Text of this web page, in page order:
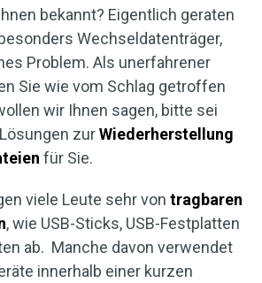
bekannt? Eigentlich geraten
Wechseldatenträger,
Problem. Als unerfahrener
Sie wie vom Schlag getroffen
wir Ihnen sagen, bitte sei
zurWiederherstellung
für Sie.
viele Leute sehr von tragbaren
, wie USB-Sticks, USB-Festplatten
ab. Manche davon verwendet
innerhalb einer kurzen